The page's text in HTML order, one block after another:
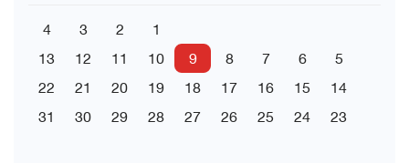
1
2
3
4
5
6
7
8
9
10
11
12
13
14
15
16
17
18
19
20
21
22
23
24
25
26
27
28
29
30
31